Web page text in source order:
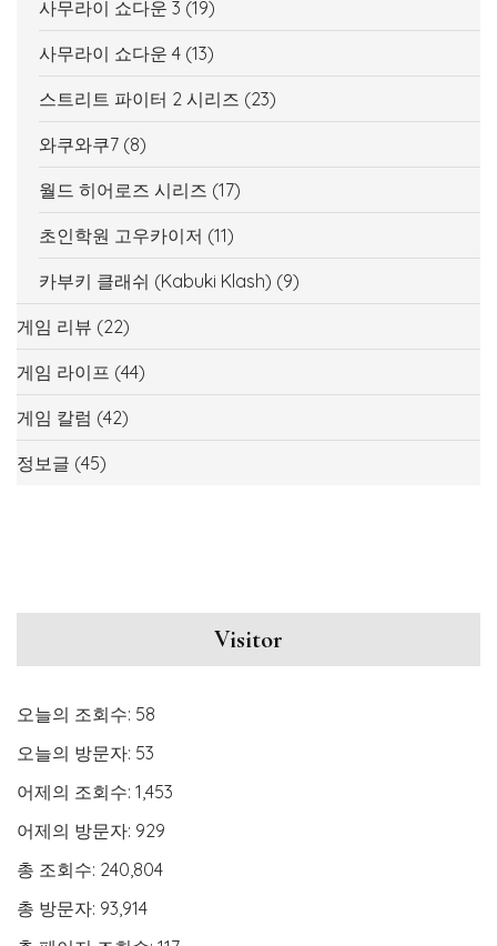
사무라이 쇼다운 3 (19)
사무라이 쇼다운 4 (13)
스트리트 파이터 2 시리즈 (23)
와쿠와쿠7 (8)
월드 히어로즈 시리즈 (17)
초인학원 고우카이저 (11)
카부키 클래쉬 (Kabuki Klash) (9)
게임 리뷰 (22)
게임 라이프 (44)
게임 칼럼 (42)
정보글 (45)
Visitor
오늘의 조회수: 58
오늘의 방문자: 53
어제의 조회수: 1,453
어제의 방문자: 929
총 조회수: 240,804
총 방문자: 93,914